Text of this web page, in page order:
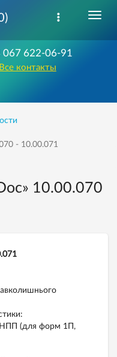
067 622-06-91
Все контакты
- 10.00.071
10.00.070
(для форм 1П,